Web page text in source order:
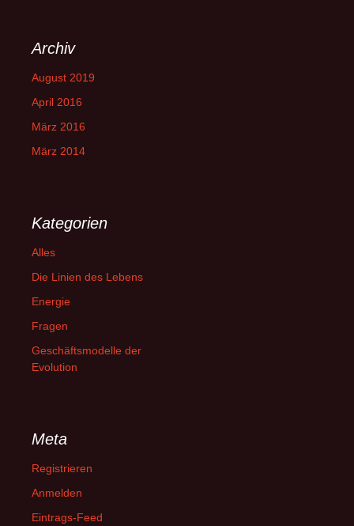
Archiv
August 2019
April 2016
März 2016
März 2014
Kategorien
Alles
Die Linien des Lebens
Energie
Fragen
Geschäftsmodelle der
Evolution
Meta
Registrieren
Anmelden
Eintrags-Feed